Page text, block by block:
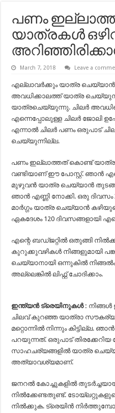
പണം
യാത്രകള്‍
March 7, 2018 Leave a
എല്ലാവര്‍ക്കും യാത്ര ചെയ്യാന്‍
അവധിക്കാലത്ത് യാത്ര
യാത്രചെയ്യുന്നു. ചിലര്‍
എന്നെപ്പോലുള്ള ചിലര്‍ ജോലി
എന്നാല്‍ ചിലര്‍ പണം ഒരുപാട്
ചെയ്യുന്നില്ല.
പണം ഇല്ലാത്തത് കൊണ്ട്
വണ്ടിയാണ് ഈ പോസ്റ്റ്. ഞാന്‍
മുഴുവന്‍ യാത്ര ചെയ്യാന്‍
ഞാന്‍ എണ്ണി നോക്കി. ഒരു
മാര്‍ഗ്ഗം യാത്ര ചെയ്യാന്‍
ഏകദേശം 120 ദിവസങ്ങളായി
എന്റെ ബഡ്ജറ്റില്‍ ഒതുങ്ങി
കുറുക്കുവഴികള്‍ നിങ്ങളുമായി
ചെയ്യാനായി ഒന്നുകില്‍
അല്ലെങ്കില്‍ ലിഫ്റ്റ് ചോദിക്കാം.
ഇന്ത്യന്‍ ട്രെയിനുകള്‍ :
ചിലവ് കുറഞ്ഞ യാത്രാ സൗകര്യം
മറ്റൊന്നില്‍ നിന്നും കിട്ടില്ല.
പറയുന്നത്. ഒരുപാട്
സാഹചര്യങ്ങളില്‍ യാത്ര
അത്യാവശ്യമാണ്.
ജനറല്‍ കോച്ചുകളില്‍
നില്‍ക്കേണ്ടതുണ്ട്.
നില്‍ക്കുക. ട്രെയിന്‍